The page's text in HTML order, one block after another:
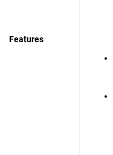
Features